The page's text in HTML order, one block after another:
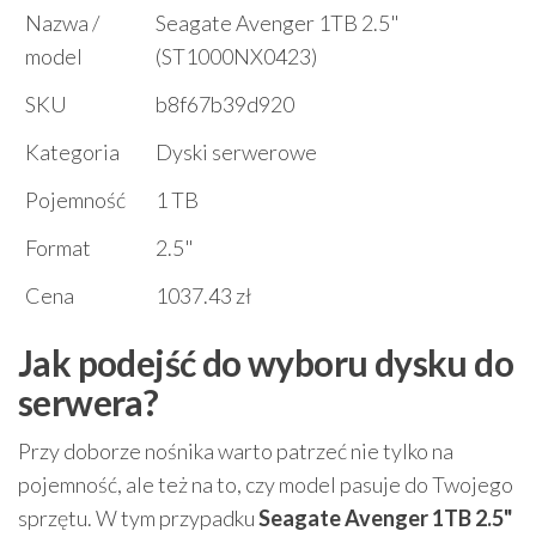
Nazwa /
model
Seagate Avenger 1TB 2.5"
(ST1000NX0423)
SKU
b8f67b39d920
Kategoria
Dyski serwerowe
Pojemność
1 TB
Format
2.5"
Cena
1037.43 zł
Jak podejść do wyboru dysku do
serwera?
Przy doborze nośnika warto patrzeć nie tylko na
pojemność, ale też na to, czy model pasuje do Twojego
sprzętu. W tym przypadkuSeagate Avenger 1TB 2.5"